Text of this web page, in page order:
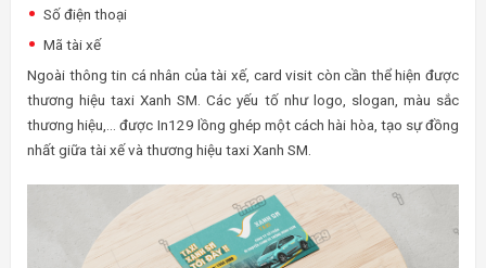
Số điện thoại
Mã tài xế
Ngoài thông tin cá nhân của tài xế, card visit còn cần thể hiện được
thương hiệu taxi Xanh SM. Các yếu tố như logo, slogan, màu sắc
thương hiệu,… được In129 lồng ghép một cách hài hòa, tạo sự đồng
nhất giữa tài xế và thương hiệu taxi Xanh SM.